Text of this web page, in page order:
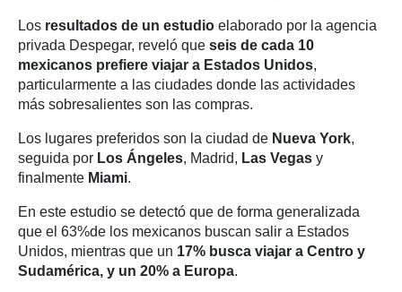
Los resultados de un estudio elaborado por la agencia
privada Despegar, reveló que seis de cada 10
mexicanos prefiere viajar a Estados Unidos,
particularmente a las ciudades donde las actividades
más sobresalientes son las compras.
Los lugares preferidos son la ciudad de Nueva York,
seguida por Los Ángeles, Madrid, Las Vegas y
finalmente Miami.
En este estudio se detectó que de forma generalizada
que el 63%de los mexicanos buscan salir a Estados
Unidos, mientras que un 17% busca viajar a Centro y
Sudamérica, y un 20% a Europa.